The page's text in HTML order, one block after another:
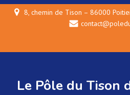
8, chemin de Tison – 86000
Le Pôle du Tison